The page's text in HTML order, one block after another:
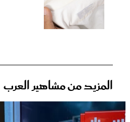
المزيد من مشاهير العرب